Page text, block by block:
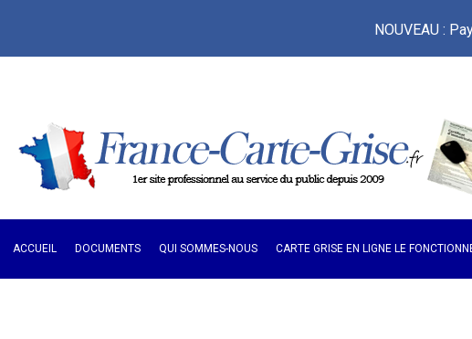
NOUVEAU :
ACCUEIL DOCUMENTS QUI SOMMES-NOUS CARTE GRISE EN LIGNE LE